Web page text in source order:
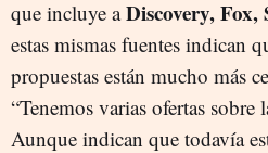
que incluye aDiscovery,
estas mismas fuentes indican
propuestas están mucho más
“Tenemos varias ofertas sobre
Aunque indican que todavía